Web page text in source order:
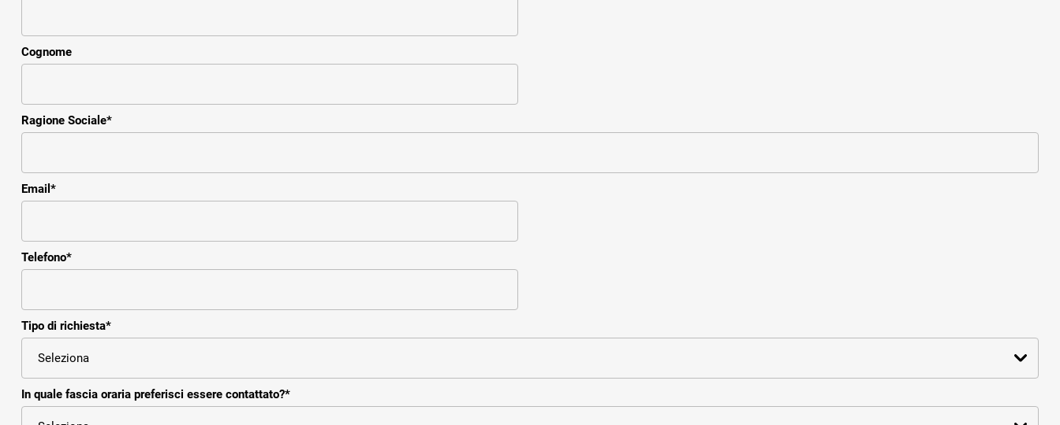
Cognome
Ragione Sociale*
Email *
Telefono*
Tipo di richiesta*
In quale fascia oraria preferisci essere contattato?*